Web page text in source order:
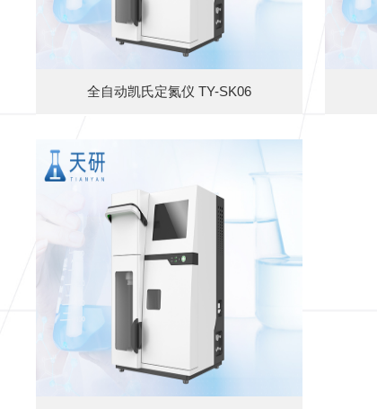
全自动凯氏定氮仪 TY-SK06